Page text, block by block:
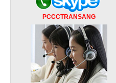
PCCCTRANSANG